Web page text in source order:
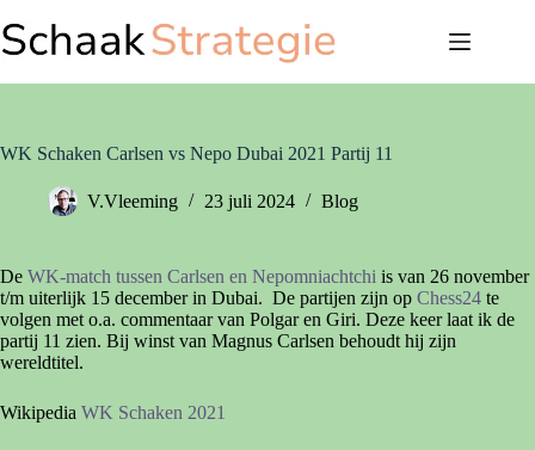
naar
de
WK Schaken Carlsen vs Nepo Dubai 2021 Partij 11
V.Vleeming 23 juli 2024 Blog
De WK-match tussen Carlsen en Nepomniachtchi is van 26 november
t/m uiterlijk 15 december in Dubai. De partijen zijn op Chess24 te
volgen met o.a. commentaar van Polgar en Giri. Deze keer laat ik de
partij 11 zien. Bij winst van Magnus Carlsen behoudt hij zijn
wereldtitel.
Wikipedia WK Schaken 2021